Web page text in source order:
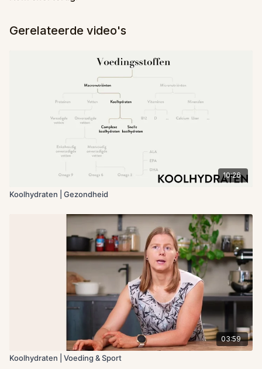
Gerelateerde video's
10:26
Koolhydraten | Gezondheid
03:59
Koolhydraten | Voeding & Sport